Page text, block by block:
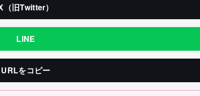
（旧Twitter）
LINE
URLをコピー